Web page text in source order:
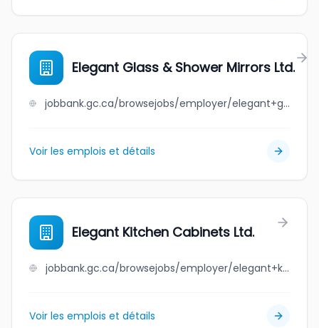
Elegant Glass & Shower Mirrors Ltd.
jobbank.gc.ca/browsejobs/employer/elegant+glass+%26+shower+mirrors+ltd./ca
Voir les emplois et détails
Elegant Kitchen Cabinets Ltd.
jobbank.gc.ca/browsejobs/employer/elegant+kitchen+cabinets+ltd./ca
Voir les emplois et détails